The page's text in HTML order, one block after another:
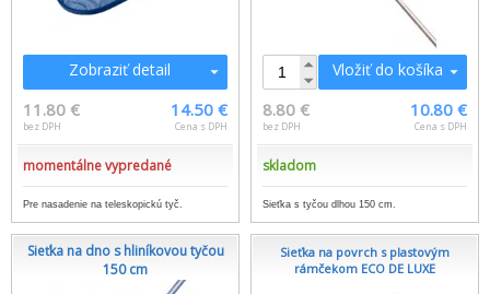
Zobraziť detail
11.80 €
bez DPH
14.50 €
Cena s DPH
momentálne vypredané
Pre nasadenie na teleskopickú tyč.
Vložiť do košíka
8.80 €
bez DPH
10.80 €
Cena s DPH
skladom
Sieťka s tyčou dlhou 150 cm.
Sieťka na dno s hliníkovou tyčou
150 cm
Sieťka na povrch s plastovým
rámčekom ECO DE LUXE